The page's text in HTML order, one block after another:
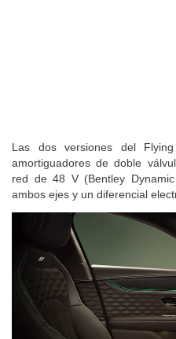
Las dos versiones del
amortiguadores de doble
red de 48 V (Bentley
ambos ejes y un diferencial